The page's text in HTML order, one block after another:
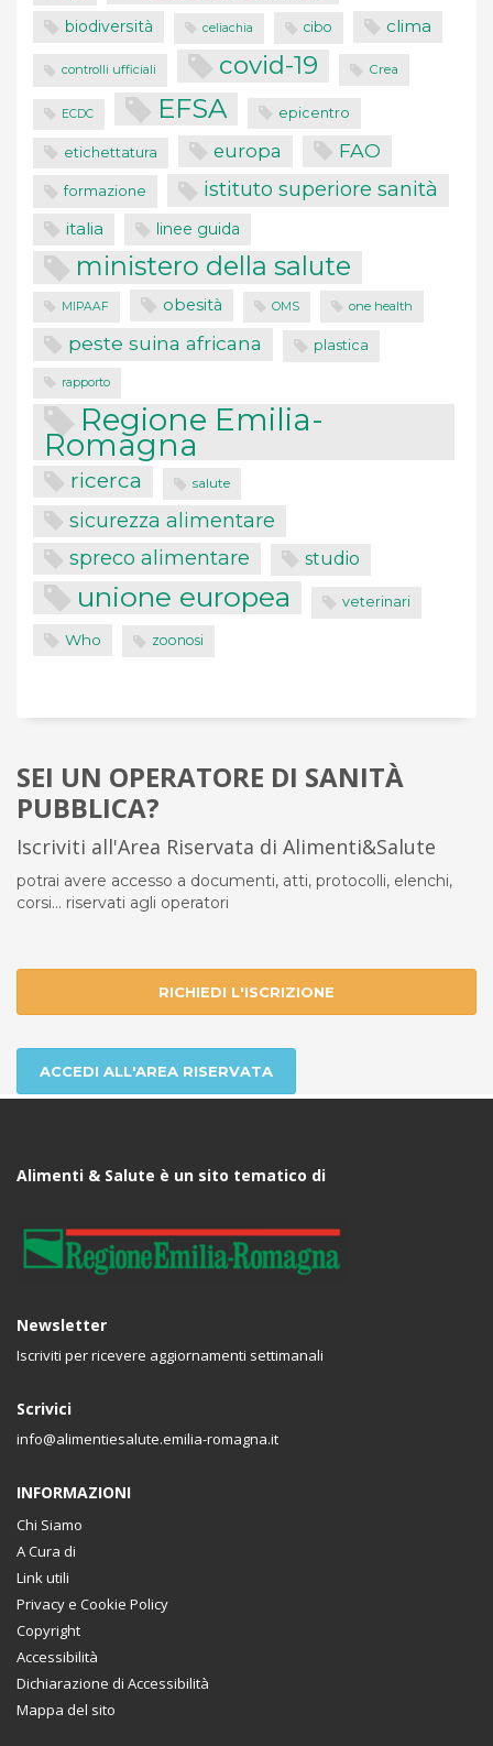
biodiversità celiachia cibo clima
controlli ufficiali covid-19 Crea
ECDC EFSA epicentro
etichettatura europa FAO
formazione istituto superiore sanità
italia linee guida
ministero della salute
MIPAAF obesità OMS one health
peste suina africana plastica
rapporto
Regione Emilia-
Romagna
ricerca salute
sicurezza alimentare
spreco alimentare studio
unione europea veterinari
Who zoonosi
SEI UN OPERATORE DI SANITÀ
PUBBLICA?
Iscriviti all'Area Riservata di Alimenti&Salute
potrai avere accesso a documenti, atti, protocolli, elenchi,
corsi... riservati agli operatori
RICHIEDI L'ISCRIZIONE
ACCEDI ALL'AREA RISERVATA
Alimenti & Salute è un sito tematico di
Newsletter
Iscriviti per ricevere aggiornamenti settimanali
Scrivici
info@alimentiesalute.emilia-romagna.it
INFORMAZIONI
Chi Siamo
A Cura di
Link utili
Privacy e Cookie Policy
Copyright
Accessibilità
Dichiarazione di Accessibilità
Mappa del sito